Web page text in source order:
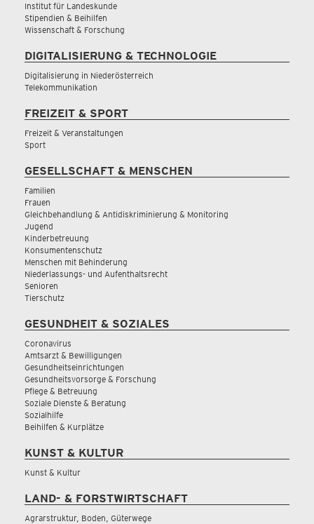
Institut für Landeskunde
Stipendien & Beihilfen
Wissenschaft & Forschung
DIGITALISIERUNG & TECHNOLOGIE
Digitalisierung in Niederösterreich
Telekommunikation
FREIZEIT & SPORT
Freizeit & Veranstaltungen
Sport
GESELLSCHAFT & MENSCHEN
Familien
Frauen
Gleichbehandlung & Antidiskriminierung & Monitoring
Jugend
Kinderbetreuung
Konsumentenschutz
Menschen mit Behinderung
Niederlassungs- und Aufenthaltsrecht
Senioren
Tierschutz
GESUNDHEIT & SOZIALES
Coronavirus
Amtsarzt & Bewilligungen
Gesundheitseinrichtungen
Gesundheitsvorsorge & Forschung
Pflege & Betreuung
Soziale Dienste & Beratung
Sozialhilfe
Beihilfen & Kurplätze
KUNST & KULTUR
Kunst & Kultur
LAND- & FORSTWIRTSCHAFT
Agrarstruktur, Boden, Güterwege